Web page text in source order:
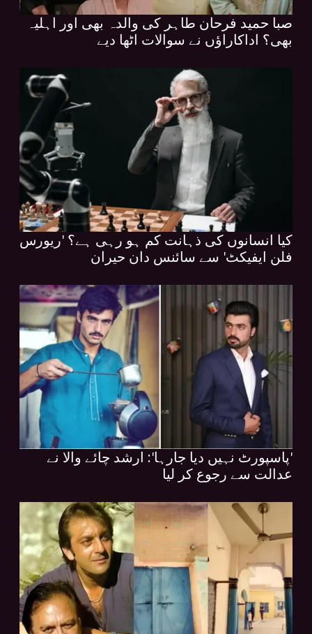
صبا حمید فرحان طاہر کی والدہ بھی اور اہلیہ
بھی؟ اداکاراؤں نے سوالات اٹھا دیے
کیا انسانوں کی ذہانت کم ہو رہی ہے؟ 'ریورس
فلن ایفیکٹ' سے سائنس دان حیران
'پاسپورٹ نہیں دیا جارہا': ارشد چائے والا نے
عدالت سے رجوع کر لیا